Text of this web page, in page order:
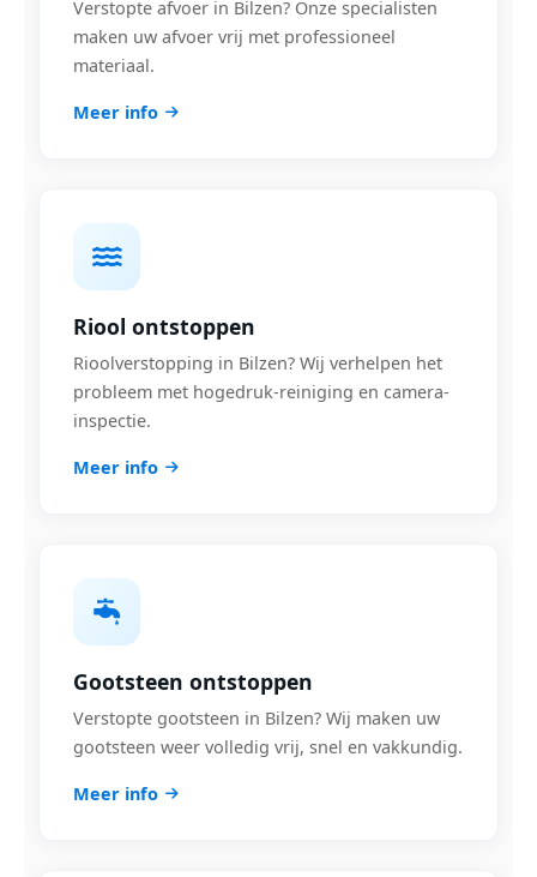
Verstopte afvoer in Bilzen? Onze specialisten
maken uw afvoer vrij met professioneel
materiaal.
Meer info
Riool ontstoppen
Rioolverstopping in Bilzen? Wij verhelpen het
probleem met hogedruk-reiniging en camera-
inspectie.
Meer info
Gootsteen ontstoppen
Verstopte gootsteen in Bilzen? Wij maken uw
gootsteen weer volledig vrij, snel en vakkundig.
Meer info